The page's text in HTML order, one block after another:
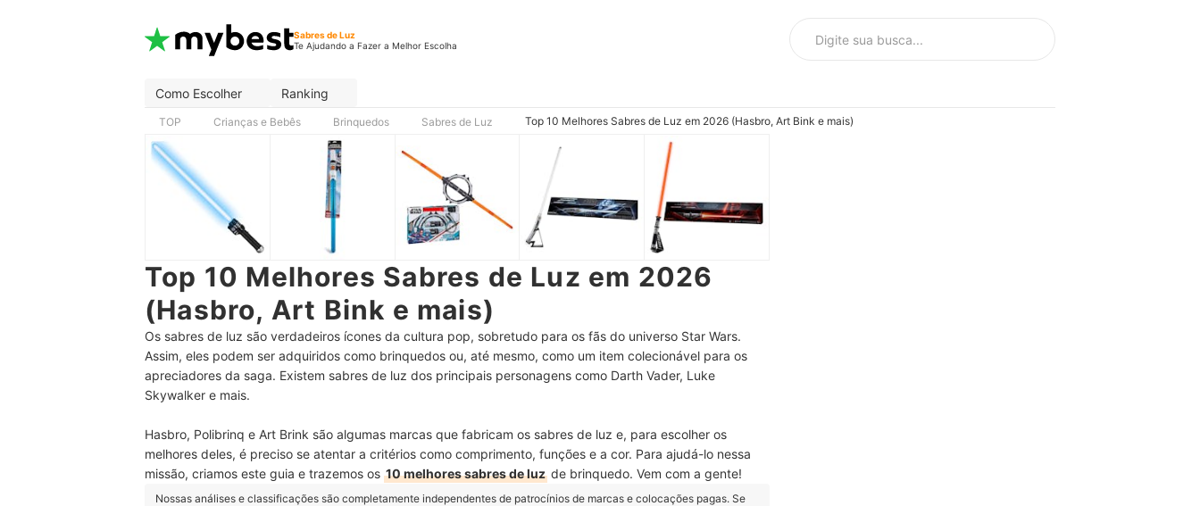
Sabres de Luz
Te Ajudando a Fazer a Melhor Escolha
Como Escolher Ranking
TOP Crianças e Bebês Brinquedos Sabres de Luz Top 10 Melhores Sabres de Luz em 2026 (Hasbro, Art Bink e mais)
Top 10 Melhores Sabres de Luz em 2026
(Hasbro, Art Bink e mais)
Os sabres de luz são verdadeiros ícones da cultura pop, sobretudo para os fãs do universo Star Wars.
Assim, eles podem ser adquiridos como brinquedos ou, até mesmo, como um item colecionável para os
apreciadores da saga. Existem sabres de luz dos principais personagens como Darth Vader, Luke
Skywalker e mais.
Hasbro, Polibrinq e Art Brink são algumas marcas que fabricam os sabres de luz e, para escolher os
melhores deles, é preciso se atentar a critérios como comprimento, funções e a cor. Para ajudá-lo nessa
missão, criamos este guia e trazemos os 10 melhores sabres de luz de brinquedo. Vem com a gente!
Nossas análises e classificações são completamente independentes de patrocínios de marcas e colocações pagas. Se